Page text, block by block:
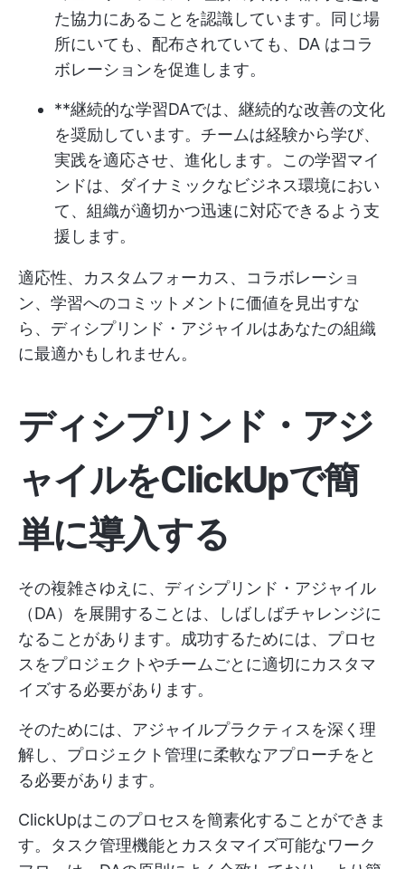
た協力にあることを認識しています。同じ場
所にいても、配布されていても、DA はコラ
ボレーションを促進します。
**継続的な学習DAでは、継続的な改善の文化
を奨励しています。チームは経験から学び、
実践を適応させ、進化します。この学習マイ
ンドは、ダイナミックなビジネス環境におい
て、組織が適切かつ迅速に対応できるよう支
援します。
適応性、カスタムフォーカス、コラボレーショ
ン、学習へのコミットメントに価値を見出すな
ら、ディシプリンド・アジャイルはあなたの組織
に最適かもしれません。
ディシプリンド・アジ
ャイルをClickUpで簡
単に導入する
その複雑さゆえに、ディシプリンド・アジャイル
（DA）を展開することは、しばしばチャレンジに
なることがあります。成功するためには、プロセ
スをプロジェクトやチームごとに適切にカスタマ
イズする必要があります。
そのためには、アジャイルプラクティスを深く理
解し、プロジェクト管理に柔軟なアプローチをと
る必要があります。
ClickUpはこのプロセスを簡素化することができま
す。タスク管理機能とカスタマイズ可能なワーク